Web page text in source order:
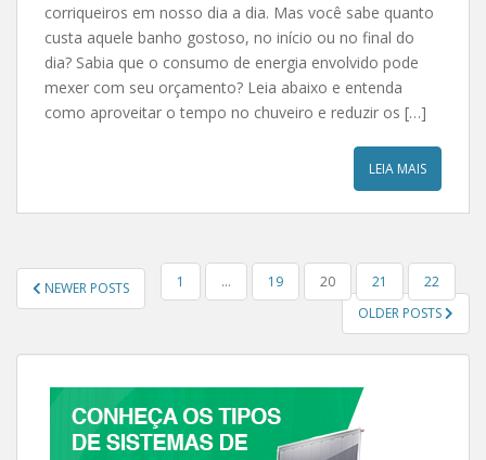
corriqueiros em nosso dia a dia. Mas você sabe quanto
custa aquele banho gostoso, no início ou no final do
dia? Sabia que o consumo de energia envolvido pode
mexer com seu orçamento? Leia abaixo e entenda
como aproveitar o tempo no chuveiro e reduzir os […]
LEIA MAIS
NAVEGAÇÃO POR POSTS
NEWER POSTS 1 … 19 20 21
22
OLDER POSTS